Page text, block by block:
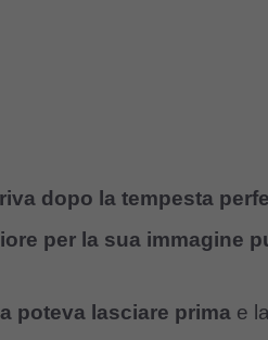
dopo la tempesta
per la sua immagine
poteva lasciare prima e